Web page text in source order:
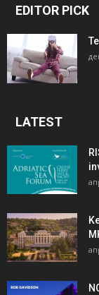
EDITOR PICK
LATEST